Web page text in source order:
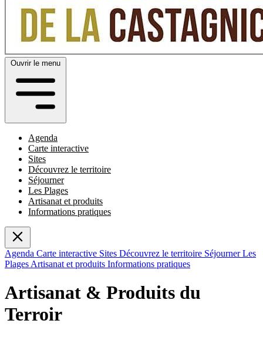
Ouvrir le menu
Agenda
Carte interactive
Sites
Découvrez le territoire
Séjourner
Les Plages
Artisanat et produits
Informations pratiques
Agenda Carte interactive Sites Découvrez le territoire SéjournerLes
Plages Artisanat et produits Informations pratiques
Artisanat & Produits du
Terroir